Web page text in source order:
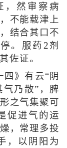
，然审察病
不能载津上
结合其口不
。服药2剂
佐证。
四》有云“阴
乃散”，脾
之气集聚可
促进气的运
，常理多投
，以阴阳为